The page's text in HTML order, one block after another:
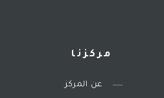
مركزنا
عن المركز